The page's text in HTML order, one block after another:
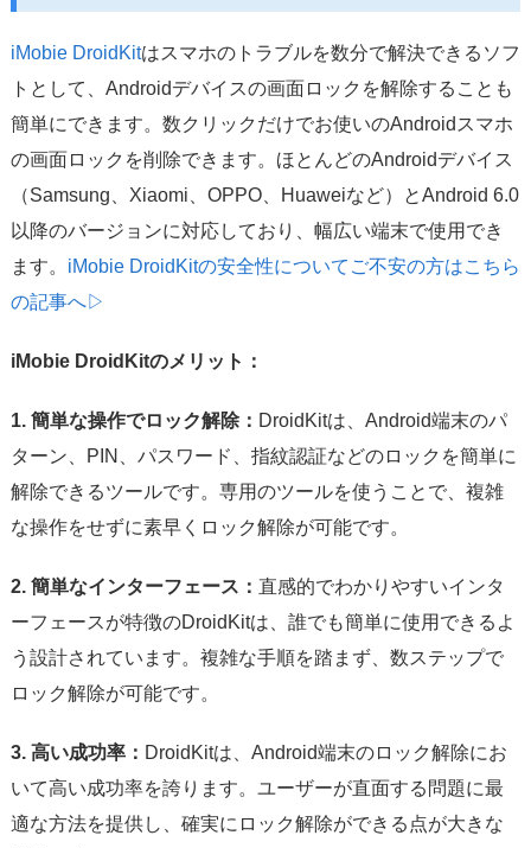
iMobie DroidKitはスマホのトラブルを数分で解決できるソフ
トとして、Androidデバイスの画面ロックを解除することも
簡単にできます。数クリックだけでお使いのAndroidスマホ
の画面ロックを削除できます。ほとんどのAndroidデバイス
（Samsung、Xiaomi、OPPO、Huaweiなど）とAndroid 6.0
以降のバージョンに対応しており、幅広い端末で使用でき
ます。 iMobie DroidKitの安全性についてご不安の方はこちら
の記事へ▷
iMobie DroidKitのメリット：
1. 簡単な操作でロック解除： DroidKitは、Android端末のパ
ターン、PIN、パスワード、指紋認証などのロックを簡単に
解除できるツールです。専用のツールを使うことで、複雑
な操作をせずに素早くロック解除が可能です。
2. 簡単なインターフェース： 直感的でわかりやすいインタ
ーフェースが特徴のDroidKitは、誰でも簡単に使用できるよ
う設計されています。複雑な手順を踏まず、数ステップで
ロック解除が可能です。
3. 高い成功率： DroidKitは、Android端末のロック解除にお
いて高い成功率を誇ります。ユーザーが直面する問題に最
適な方法を提供し、確実にロック解除ができる点が大きな